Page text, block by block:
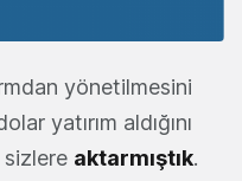
yönetilmesini
yatırım aldığını
sizlere aktarmıştık.